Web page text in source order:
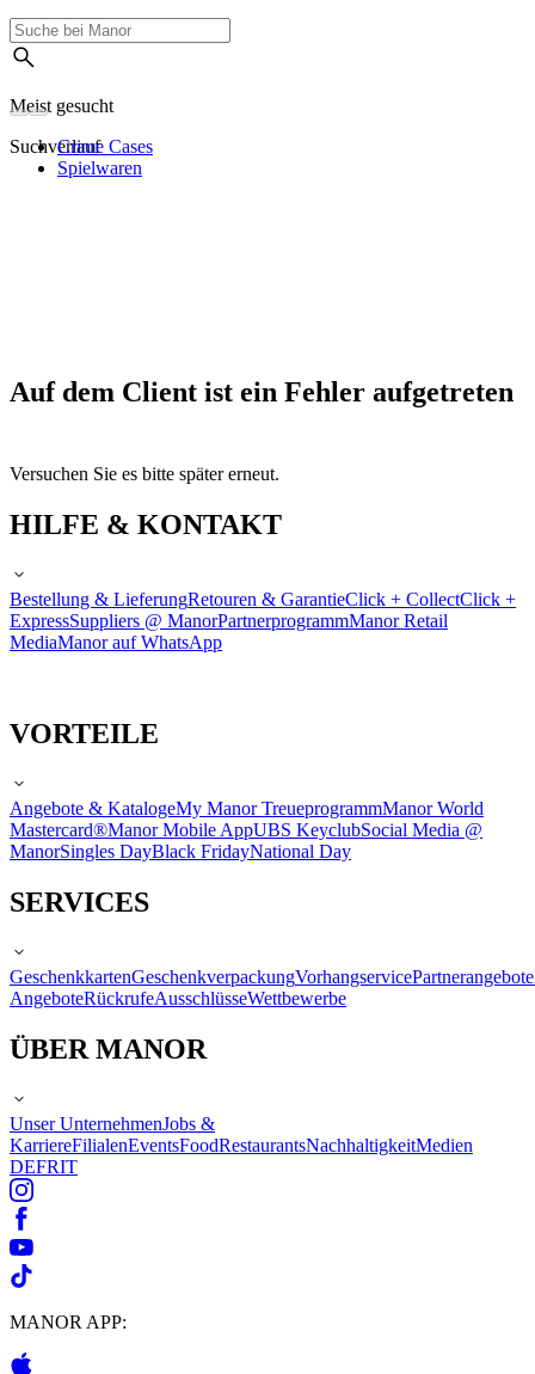
Meist gesucht
SuchverlaufCrime Cases
Spielwaren
Auf dem Client ist ein Fehler aufgetreten
Versuchen Sie es bitte später erneut.
HILFE & KONTAKT
Bestellung & LieferungRetouren & GarantieClick + CollectClick +
ExpressSuppliers @ ManorPartnerprogrammManor Retail
MediaManor auf WhatsApp
VORTEILE
Angebote & KatalogeMy Manor TreueprogrammManor World
Mastercard®Manor Mobile AppUBS KeyclubSocial Media @
ManorSingles DayBlack FridayNational Day
SERVICES
GeschenkkartenGeschenkverpackungVorhangservicePartnerangebote
AngeboteRückrufeAusschlüsseWettbewerbe
ÜBER MANOR
Unser UnternehmenJobs &
KarriereFilialenEventsFoodRestaurantsNachhaltigkeitMedien
DEFRIT
MANOR APP: